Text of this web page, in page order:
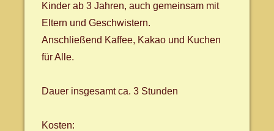
Kinder ab 3 Jahren, auch gemeinsam mit
Eltern und Geschwistern.
Anschließend Kaffee, Kakao und Kuchen
für Alle.
Dauer insgesamt ca. 3 Stunden
Kosten: